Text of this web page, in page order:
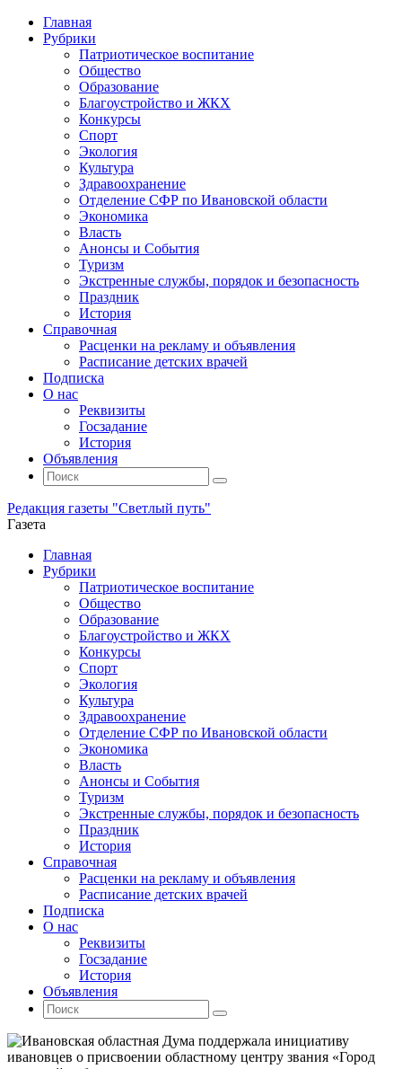
Главная
Рубрики
Патриотическое воспитание
Общество
Образование
Благоустройство и ЖКХ
Конкурсы
Спорт
Экология
Культура
Здравоохранение
Отделение СФР по Ивановской области
Экономика
Власть
Анонсы и События
Туризм
Экстренные службы, порядок и безопасность
Праздник
История
Справочная
Расценки на рекламу и объявления
Расписание детских врачей
Подписка
О нас
Реквизиты
Госзадание
История
Объявления
Поиск
Искать:
Поиск
Редакция газеты "Светлый путь"
Газета
Промотать
содержимому
Главная
Рубрики
Патриотическое воспитание
Общество
Образование
Благоустройство и ЖКХ
Конкурсы
Спорт
Экология
Культура
Здравоохранение
Отделение СФР по Ивановской области
Экономика
Власть
Анонсы и События
Туризм
Экстренные службы, порядок и безопасность
Праздник
История
Справочная
Расценки на рекламу и объявления
Расписание детских врачей
Подписка
О нас
Реквизиты
Госзадание
История
Объявления
Поиск
Искать:
Поиск